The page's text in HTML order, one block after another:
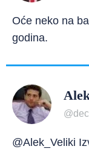
Oće neko na
godina.
@Alek_Veliki